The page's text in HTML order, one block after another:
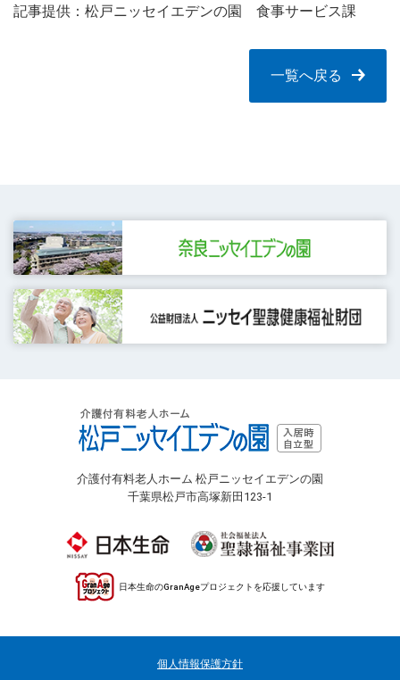
記事提供：松戸ニッセイエデンの園 食事サービス課
一覧へ戻る
介護付有料老人ホーム 松戸ニッセイエデンの園
千葉県松戸市高塚新田123-1
日本生命のGranAgeプロジェクトを応援しています
個人情報保護方針